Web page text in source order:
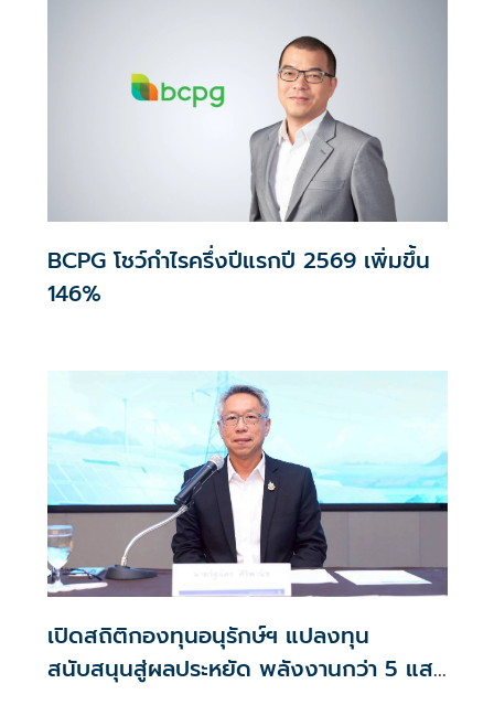
BCPG โชว์กำไรครึ่งปีแรกปี 2569 เพิ่มขึ้น
146%
เปิดสถิติกองทุนอนุรักษ์ฯ แปลงทุน
สนับสนุนสู่ผลประหยัด พลังงานกว่า 5 แสน